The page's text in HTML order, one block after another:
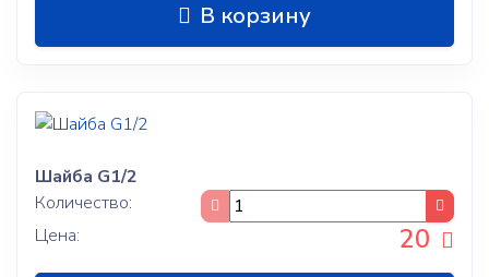
В корзину
Шайба G1/2
Количество:
Цена:
20